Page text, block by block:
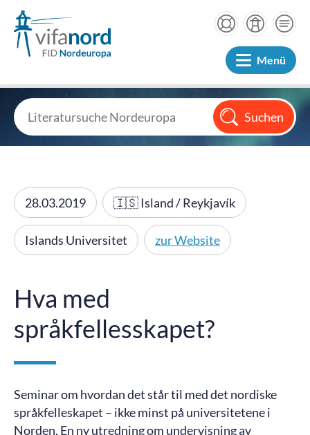
Menü
28.03.2019 🇮🇸 Island / Reykjavík
Islands Universitet zur Website
Hva med
språkfellesskapet?
Seminar om hvordan det står til med det nordiske
språkfelleskapet – ikke minst på universitetene i
Norden. En ny utredning om undervisning av